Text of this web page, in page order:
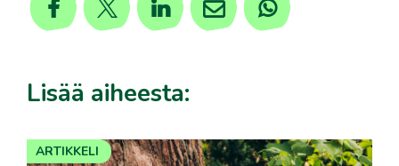
Lisää aiheesta:
ARTIKKELI